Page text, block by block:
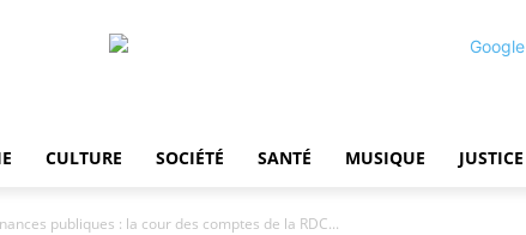
CULTURE SOCIÉTÉ SANTÉ MUSIQUE JUSTICE
publiques : la cour des comptes de la RDC...